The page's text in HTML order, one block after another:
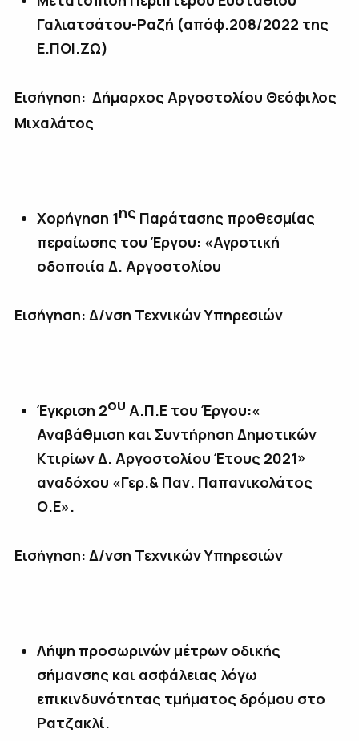
Γαλιατσάτου-Ραζή (απόφ.208/2022 της
Ε.ΠΟΙ.ΖΩ)
Εισήγηση: Δήμαρχος Αργοστολίου Θεόφιλος
Μιχαλάτος
Χορήγηση 1ης Παράτασης προθεσμίας
περαίωσης του Έργου: «Αγροτική
οδοποιία Δ. Αργοστολίου
Εισήγηση: Δ/νση Τεχνικών Υπηρεσιών
Έγκριση 2ου Α.Π.Ε του Έργου:«
Αναβάθμιση και Συντήρηση Δημοτικών
Κτιρίων Δ. Αργοστολίου Έτους 2021»
αναδόχου «Γερ.& Παν. Παπανικολάτος
Ο.Ε».
Εισήγηση: Δ/νση Τεχνικών Υπηρεσιών
Λήψη προσωρινών μέτρων οδικής
σήμανσης και ασφάλειας λόγω
επικινδυνότητας τμήματος δρόμου στο
Ρατζακλί.